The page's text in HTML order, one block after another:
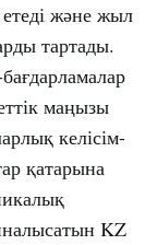
және жыл
тартады.
маңызы
келісім-
қатарына
KZ